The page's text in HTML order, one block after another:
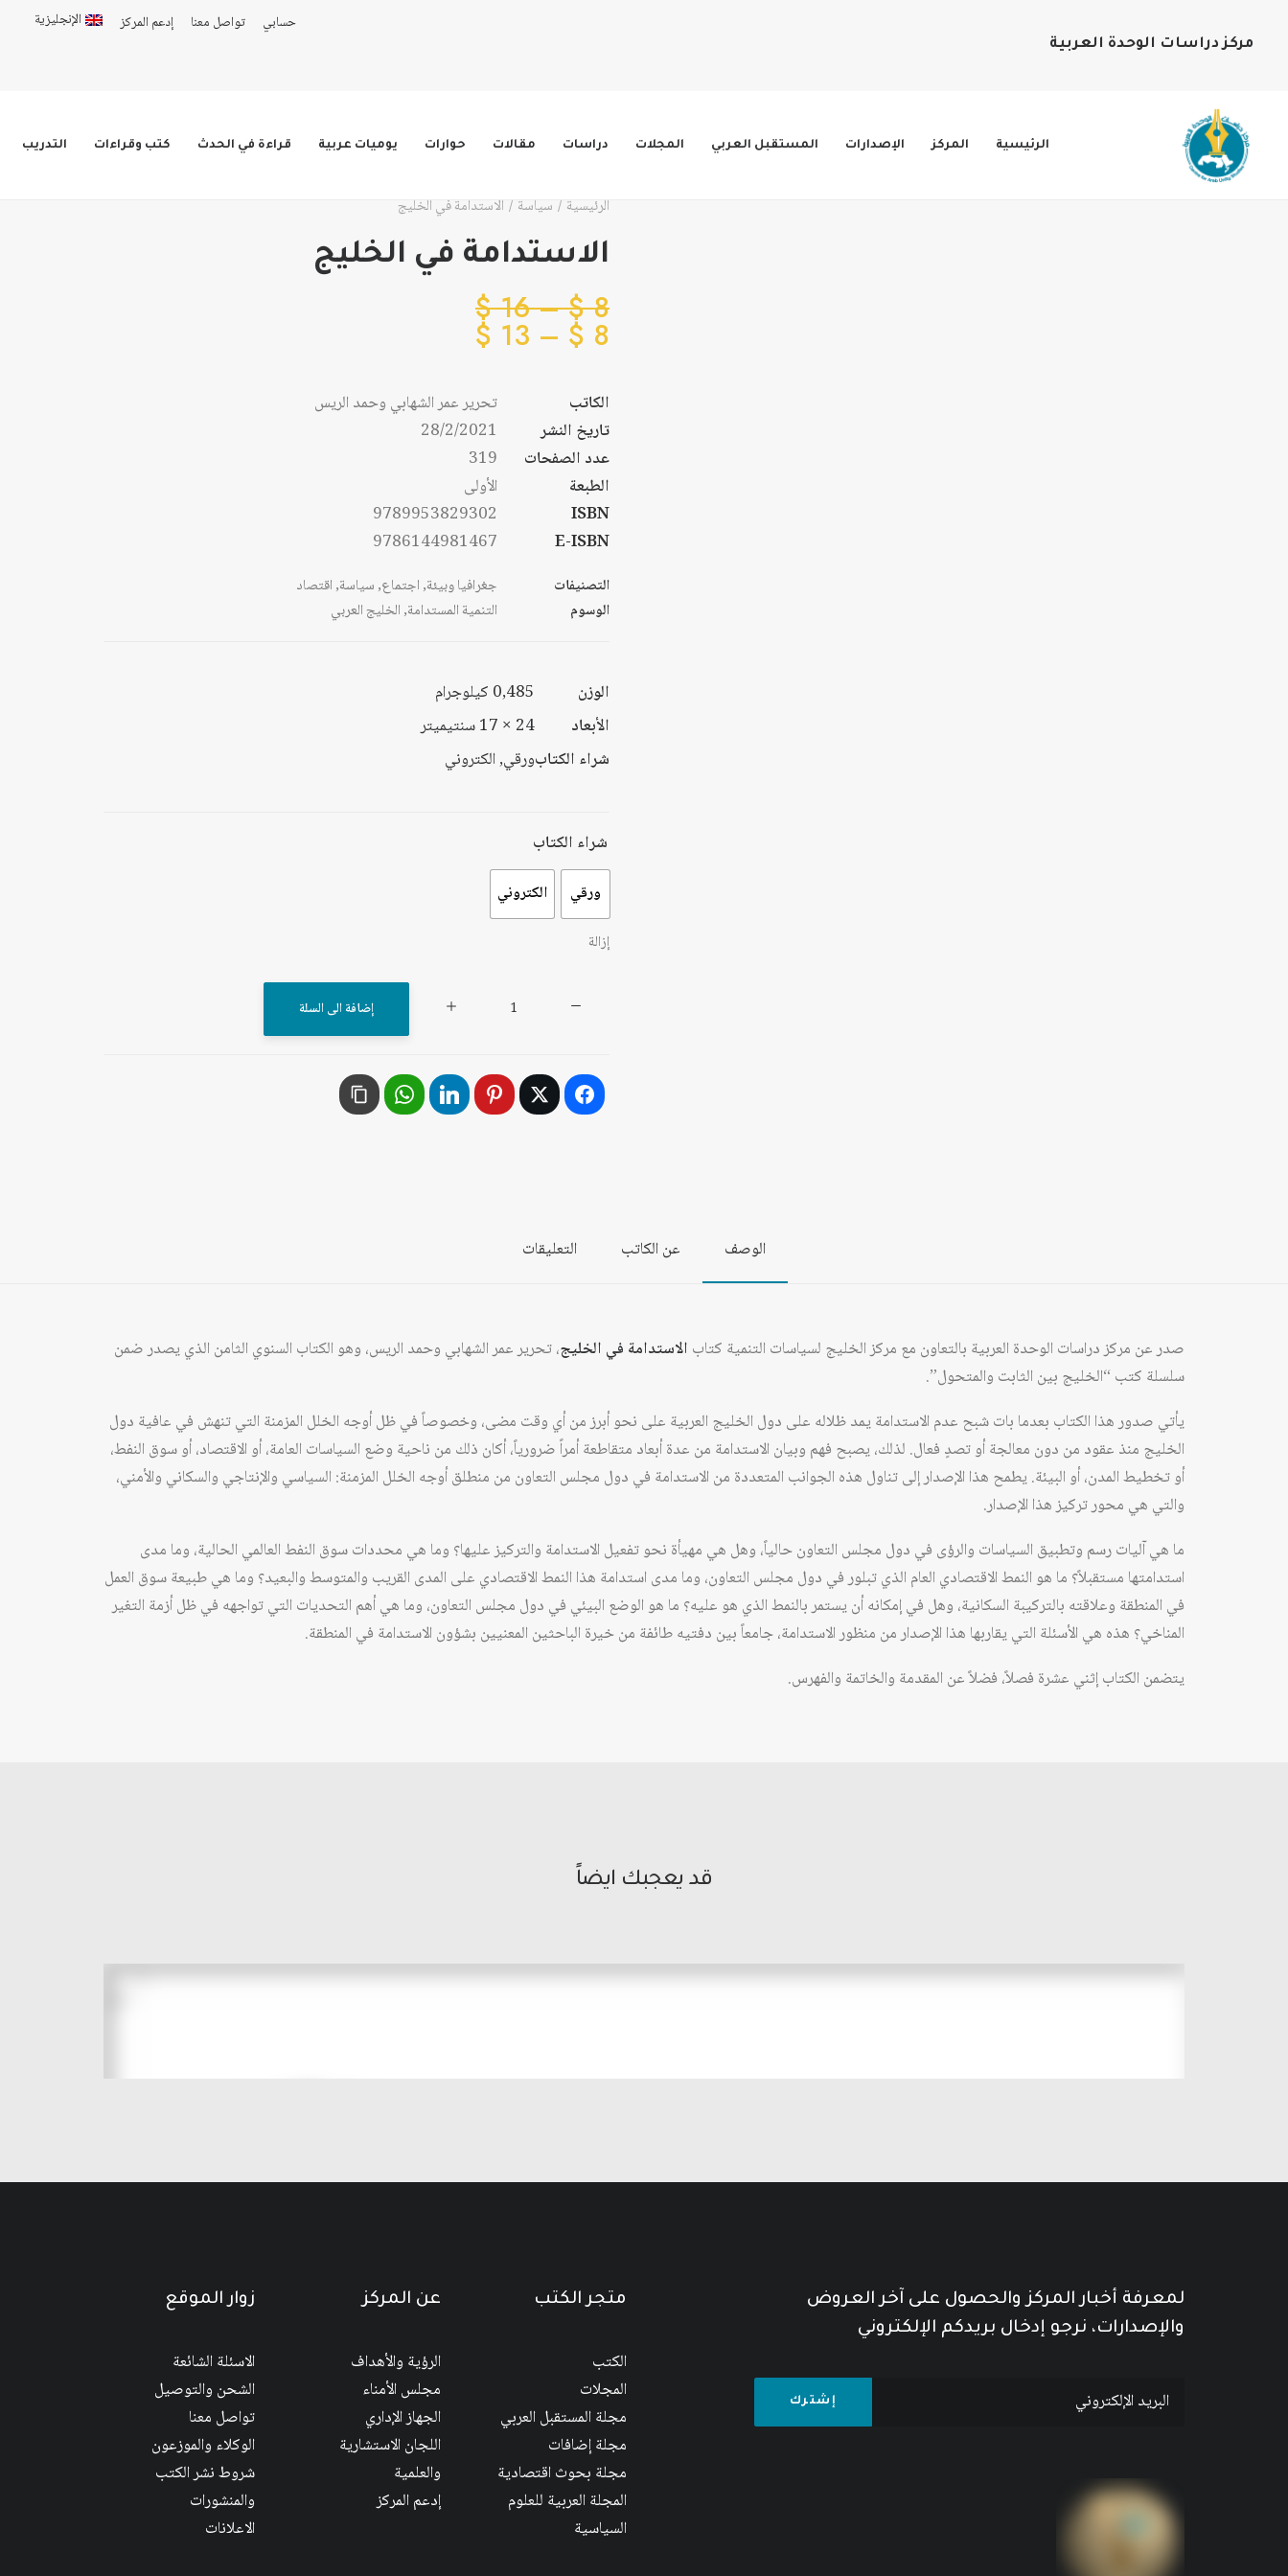
مركز دراسات الوحدة العربية
حسابي تواصل معنا إدعم المركز الإنجليزية
الرئيسية المركز الإصدارات المستقبل العربي المجلات دراسات مقالات حوارات يوميات عربية قراءة في الحدث كتب وقراءات التدريب
الرئيسية سياسة الاستدامة في الخليج
الاستدامة في الخليج
8
$
–
16
$نطاق
خلال
8
$
–
13
$
خلال
الكاتب
تحرير عمر الشهابي وحمد الريس
تاريخ النشر
28/2/2021
عدد الصفحات
319
الطبعة
الأولى
ISBN
9789953829302
E-ISBN
9786144981467
التصنيفات جغرافيا وبيئة,اجتماع,سياسة,اقتصاد
الوسوم
التنمية المستدامة,الخليج العربي
الوزن
0,485 كيلوجرام
الأبعاد
24 × 17 سنتيميتر
شراء الكتابورقي, الكتروني
شراء الكتاب
ورقي الكتروني
إزالة
الخليج
إضافة الى السلة
الوصف عن الكاتب التعليقات
صدر عن مركز دراسات الوحدة العربية بالتعاون مع مركز الخليج لسياسات التنمية كتاب الاستدامة في الخليج، تحرير عمر الشهابي وحمد الريس، وهو الكتاب السنوي الثامن الذي يصدر ضمن
سلسلة كتب “الخليج بين الثابت والمتحول”.
يأتي صدور هذا الكتاب بعدما بات شبح عدم الاستدامة يمد ظلاله على دول الخليج العربية على نحو أبرز من أي وقت مضى، وخصوصاً في ظل أوجه الخلل المزمنة التي تنهش في عافية دول
الخليج منذ عقود من دون معالجة أو تصدٍ فعال. لذلك، يصبح فهم وبيان الاستدامة من عدة أبعاد متقاطعة أمراً ضرورياً، أكان ذلك من ناحية وضع السياسات العامة، أو الاقتصاد، أو سوق النفط،
أو تخطيط المدن، أو البيئة. يطمح هذا الإصدار إلى تناول هذه الجوانب المتعددة من الاستدامة في دول مجلس التعاون من منطلق أوجه الخلل المزمنة: السياسي والإنتاجي والسكاني والأمني،
والتي هي محور تركيز هذا الإصدار.
ما هي آليات رسم وتطبيق السياسات والرؤى في دول مجلس التعاون حالياً، وهل هي مهيأة نحو تفعيل الاستدامة والتركيز عليها؟ وما هي محددات سوق النفط العالمي الحالية، وما مدى
استدامتها مستقبلاً؟ ما هو النمط الاقتصادي العام الذي تبلور في دول مجلس التعاون، وما مدى استدامة هذا النمط الاقتصادي على المدى القريب والمتوسط والبعيد؟ وما هي طبيعة سوق العمل
في المنطقة وعلاقته بالتركيبة السكانية، وهل في إمكانه أن يستمر بالنمط الذي هو عليه؟ ما هو الوضع البيئي في دول مجلس التعاون، وما هي أهم التحديات التي تواجهه في ظل أزمة التغير
المناخي؟ هذه هي الأسئلة التي يقاربها هذا الإصدار من منظور الاستدامة، جامعاً بين دفتيه طائفة من خيرة الباحثين المعنيين بشؤون الاستدامة في المنطقة.
يتضمن الكتاب إثني عشرة فصلاً، فضلاً عن المقدمة والخاتمة والفهرس.
قد يعجبك ايضاً
لمعرفة أخبار المركز والحصول على آخر العروض
والإصدارات، نرجو إدخال بريدكم الإلكتروني
متجر الكتب
الكتب
المجلات
مجلة المستقبل العربي
مجلة إضافات
مجلة بحوث اقتصادية
المجلة العربية للعلوم
السياسية
عن المركز
الرؤية والأهداف
مجلس الأمناء
الجهاز الإداري
اللجان الاستشارية
والعلمية
إدعم المركز
زوار الموقع
الاسئلة الشائعة
الشحن والتوصيل
تواصل معنا
الوكلاء والموزعون
شروط نشر الكتب
والمنشورات
الاعلانات